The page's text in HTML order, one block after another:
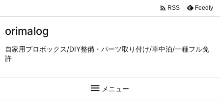
orimalog
自家用プロボックス/DIY整備・パーツ取り付け/車中泊/一種フル免
許
 メニュー
 RSS Feedly